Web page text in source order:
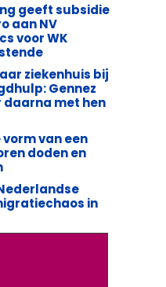
geeft subsidie
aan NV
voor WK
ziekenhuis bij
Gennez
daarna met hen
van een
doden en
in